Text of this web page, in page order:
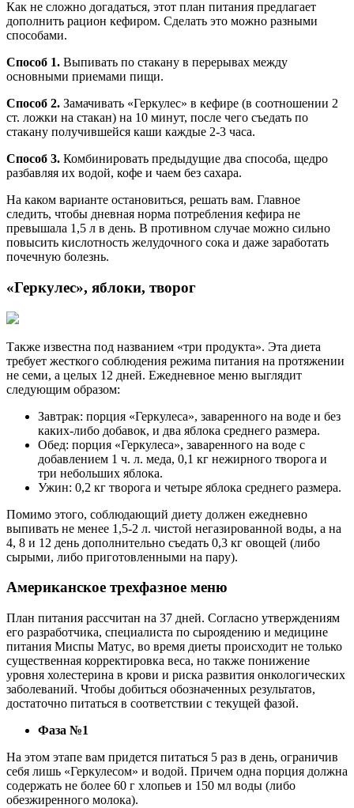
Как не сложно догадаться, этот план питания предлагает
дополнить рацион кефиром. Сделать это можно разными
способами.
Способ 1. Выпивать по стакану в перерывах между
основными приемами пищи.
Способ 2. Замачивать «Геркулес» в кефире (в соотношении 2
ст. ложки на стакан) на 10 минут, после чего съедать по
стакану получившейся каши каждые 2-3 часа.
Способ 3. Комбинировать предыдущие два способа, щедро
разбавляя их водой, кофе и чаем без сахара.
На каком варианте остановиться, решать вам. Главное
следить, чтобы дневная норма потребления кефира не
превышала 1,5 л в день. В противном случае можно сильно
повысить кислотность желудочного сока и даже заработать
почечную болезнь.
«Геркулес», яблоки, творог
Также известна под названием «три продукта». Эта диета
требует жесткого соблюдения режима питания на протяжении
не семи, а целых 12 дней. Ежедневное меню выглядит
следующим образом:
Завтрак: порция «Геркулеса», заваренного на воде и без
каких-либо добавок, и два яблока среднего размера.
Обед: порция «Геркулеса», заваренного на воде с
добавлением 1 ч. л. меда, 0,1 кг нежирного творога и
три небольших яблока.
Ужин: 0,2 кг творога и четыре яблока среднего размера.
Помимо этого, соблюдающий диету должен ежедневно
выпивать не менее 1,5-2 л. чистой негазированной воды, а на
4, 8 и 12 день дополнительно съедать 0,3 кг овощей (либо
сырыми, либо приготовленными на пару).
Американское трехфазное меню
План питания рассчитан на 37 дней. Согласно утверждениям
его разработчика, специалиста по сыроядению и медицине
питания Миспы Матус, во время диеты происходит не только
существенная корректировка веса, но также понижение
уровня холестерина в крови и риска развития онкологических
заболеваний. Чтобы добиться обозначенных результатов,
достаточно питаться в соответствии с текущей фазой.
Фаза №1
На этом этапе вам придется питаться 5 раз в день, ограничив
себя лишь «Геркулесом» и водой. Причем одна порция должна
содержать не более 60 г хлопьев и 150 мл воды (либо
обезжиренного молока).